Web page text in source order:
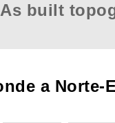
As built
a Norte-